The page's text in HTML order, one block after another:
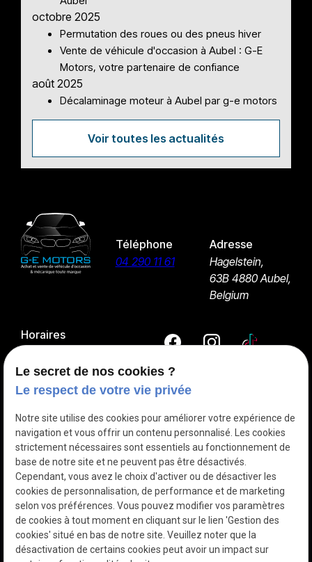
octobre 2025
Permutation des roues ou des pneus hiver
Vente de véhicule d'occasion à Aubel : G-E
Motors, votre partenaire de confiance
août 2025
Décalaminage moteur à Aubel par g-e motors
Voir toutes les actualités
Téléphone
04 290 11 61
Adresse
Hagelstein,
63B4880 Aubel,
Belgium
Horaires
Lundi - Samedi
Entretien et réparation mécanique
Pneu
Achat et vente de véhicules
Les véhicules à vendre
Mentions
légales
Politique de
confidentialité
Gestion
des
Plan du
site
Le secret de nos cookies ?
Le respect de votre vie privée
Notre site utilise des cookies pour améliorer votre expérience de
navigation et vous offrir un contenu personnalisé. Les cookies
strictement nécessaires sont essentiels au fonctionnement de
base de notre site et ne peuvent pas être désactivés.
Cependant, vous avez le choix d'activer ou de désactiver les
cookies de personnalisation, de performance et de marketing
selon vos préférences. Vous pouvez modifier vos paramètres
de cookies à tout moment en cliquant sur le lien 'Gestion des
cookies' situé en bas de notre site. Veuillez noter que la
désactivation de certains cookies peut avoir un impact sur